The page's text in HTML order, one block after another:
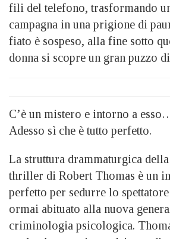
fili del telefono, trasformando
campagna in una prigione di
fiato è sospeso, alla fine sotto
donna si scopre un gran puzzo
C’è un mistero e intorno a
Adesso sì che è tutto perfetto.
La struttura drammaturgica
thriller di Robert Thomas è un
perfetto per sedurre lo
ormai abituato alla nuova
criminologia psicologica.